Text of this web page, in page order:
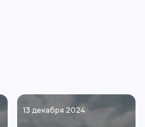
13 декабря 2024